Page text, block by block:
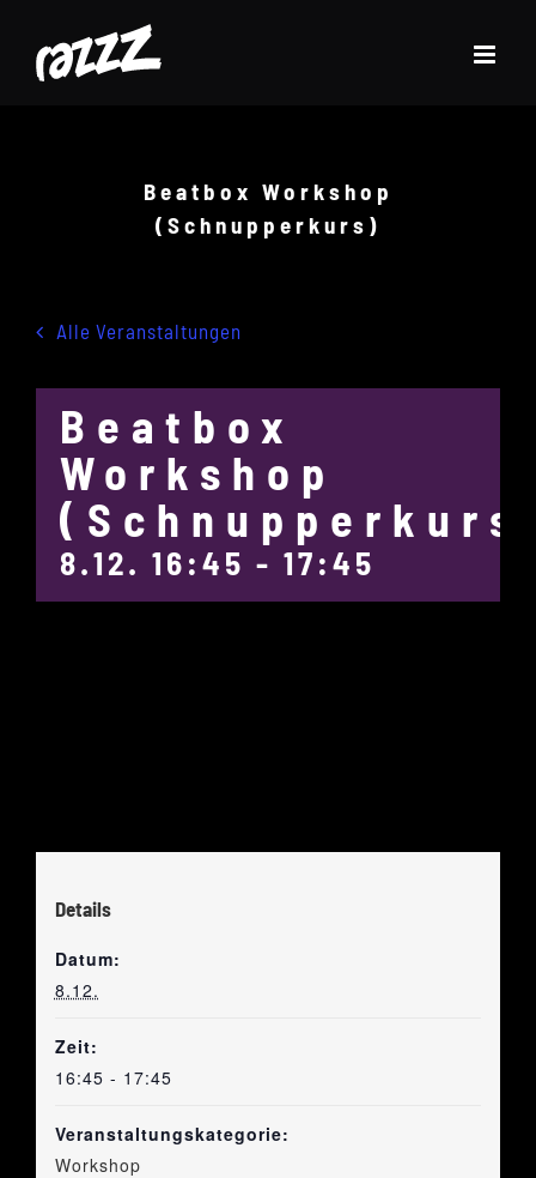
Inhalt
Beatbox Workshop
(Schnupperkurs)
Alle Veranstaltungen
Beatbox
Workshop
8.12. 16:45 - 17:45
Details
Datum:
8.12.
Zeit:
16:45 - 17:45
Veranstaltungskategorie:
Workshop